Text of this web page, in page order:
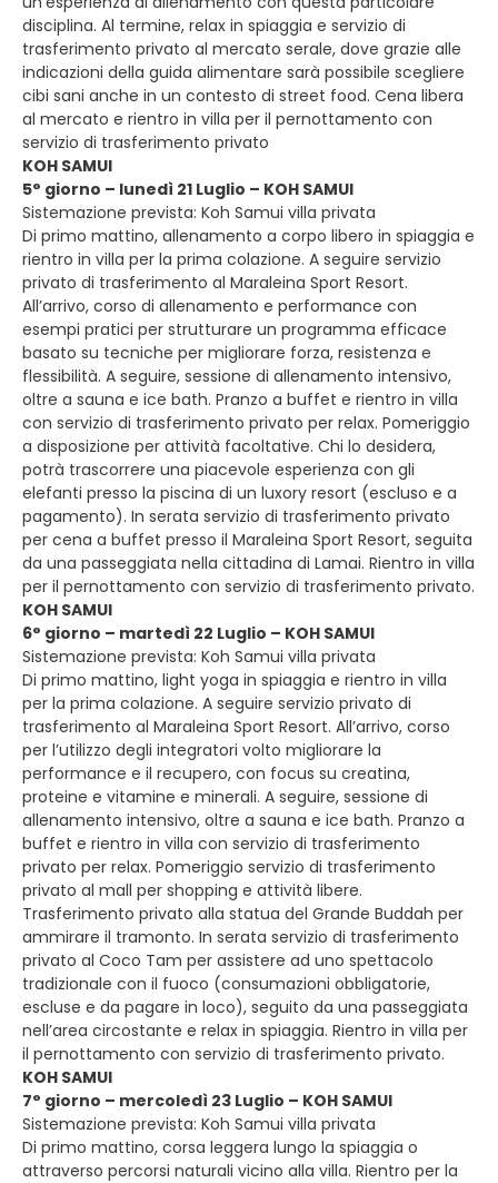
disciplina. Al termine, relax in spiaggia e servizio di
trasferimento privato al mercato serale, dove grazie alle
indicazioni della guida alimentare sarà possibile scegliere
cibi sani anche in un contesto di street food. Cena libera
al mercato e rientro in villa per il pernottamento con
servizio di trasferimento privato
KOH SAMUI
5° giorno – lunedì 21 Luglio – KOH SAMUI
Sistemazione prevista: Koh Samui villa privata
Di primo mattino, allenamento a corpo libero in spiaggia e
rientro in villa per la prima colazione. A seguire servizio
privato di trasferimento al Maraleina Sport Resort.
All’arrivo, corso di allenamento e performance con
esempi pratici per strutturare un programma efficace
basato su tecniche per migliorare forza, resistenza e
flessibilità. A seguire, sessione di allenamento intensivo,
oltre a sauna e ice bath. Pranzo a buffet e rientro in villa
con servizio di trasferimento privato per relax. Pomeriggio
a disposizione per attività facoltative. Chi lo desidera,
potrà trascorrere una piacevole esperienza con gli
elefanti presso la piscina di un luxory resort (escluso e a
pagamento). In serata servizio di trasferimento privato
per cena a buffet presso il Maraleina Sport Resort, seguita
da una passeggiata nella cittadina di Lamai. Rientro in villa
per il pernottamento con servizio di trasferimento privato.
KOH SAMUI
6° giorno – martedì 22 Luglio – KOH SAMUI
Sistemazione prevista: Koh Samui villa privata
Di primo mattino, light yoga in spiaggia e rientro in villa
per la prima colazione. A seguire servizio privato di
trasferimento al Maraleina Sport Resort. All’arrivo, corso
per l’utilizzo degli integratori volto migliorare la
performance e il recupero, con focus su creatina,
proteine e vitamine e minerali. A seguire, sessione di
allenamento intensivo, oltre a sauna e ice bath. Pranzo a
buffet e rientro in villa con servizio di trasferimento
privato per relax. Pomeriggio servizio di trasferimento
privato al mall per shopping e attività libere.
Trasferimento privato alla statua del Grande Buddah per
ammirare il tramonto. In serata servizio di trasferimento
privato al Coco Tam per assistere ad uno spettacolo
tradizionale con il fuoco (consumazioni obbligatorie,
escluse e da pagare in loco), seguito da una passeggiata
nell’area circostante e relax in spiaggia. Rientro in villa per
il pernottamento con servizio di trasferimento privato.
KOH SAMUI
7° giorno – mercoledì 23 Luglio – KOH SAMUI
Sistemazione prevista: Koh Samui villa privata
Di primo mattino, corsa leggera lungo la spiaggia o
attraverso percorsi naturali vicino alla villa. Rientro per la